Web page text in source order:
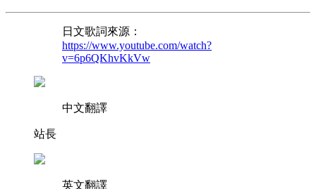
日文歌詞來源：
https://www.youtube.com/watch?
v=6p6QKhvKkVw
中文翻譯
站長
英文翻譯